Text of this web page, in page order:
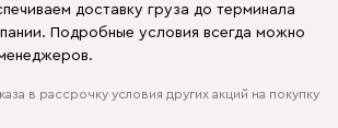
доставку груза до терминала
Подробные условия всегда можно
в рассрочку условия других акций на покупку